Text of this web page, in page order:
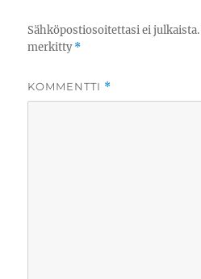
Sähköpostiosoitettasi ei julkaista.
merkitty*
KOMMENTTI *